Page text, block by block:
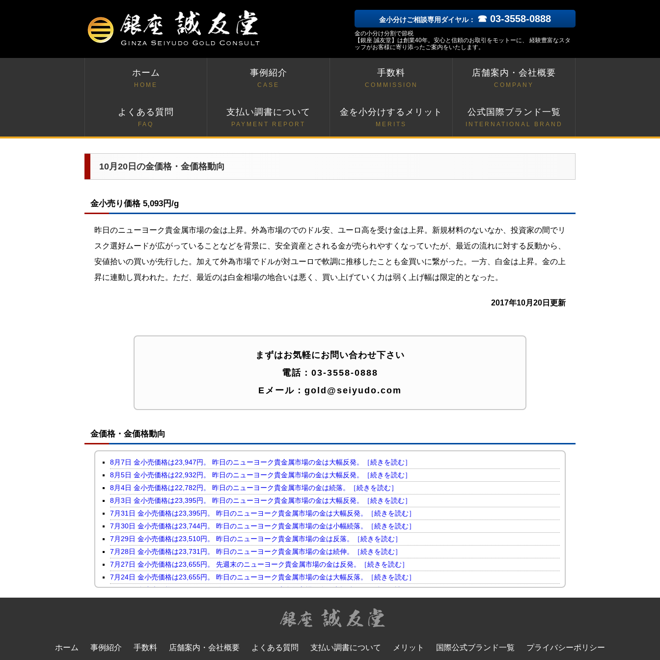
金小分けご相談専用ダイヤル： ☎ 03-3558-0888
金の小分け分割で節税
【銀座 誠友堂】は創業40年。安心と信頼のお取引をモットーに、 経験豊富なスタ
ッフがお客様に寄り添ったご案内をいたします。
ホーム
HOME
事例紹介
CASE
手数料
COMMISSION
店舗案内・会社概要
COMPANY
よくある質問
FAQ
支払い調書について
PAYMENT REPORT
金を小分けするメリット
MERITS
公式国際ブランド一覧
INTERNATIONAL BRAND
10月20日の金価格・金価格動向
金小売り価格 5,093円/g
昨日のニューヨーク貴金属市場の金は上昇。 外為市場のでのドル安、ユーロ高を受け金は上昇。 新規材料のないなか、 投資家の間でリ
スク選好ムードが広がっていることなどを背景に、 安全資産とされる金が売られやすくなっていたが、 最近の流れに対する反動から、
安値拾いの買いが先行した。 加えて外為市場でドルが対ユーロで軟調に推移したことも金買いに繋がった。一方、白金は上昇。金の上
昇に連動し買われた。ただ、 最近のは白金相場の地合いは悪く、 買い上げていく力は弱く上げ幅は限定的となった。
2017年10月20日更新
まずはお気軽にお問い合わせ下さい
電話： 03-3558-0888
Eメール： gold@seiyudo.com
金価格・金価格動向
8月7日 金小売価格は23,947円。 昨日のニューヨーク貴金属市場の金は大幅反発。［続きを読む］
8月5日 金小売価格は22,932円。 昨日のニューヨーク貴金属市場の金は大幅反発。［続きを読む］
8月4日 金小売価格は22,782円。 昨日のニューヨーク貴金属市場の金は続落。［続きを読む］
8月3日 金小売価格は23,395円。 昨日のニューヨーク貴金属市場の金は大幅反発。［続きを読む］
7月31日 金小売価格は23,395円。 昨日のニューヨーク貴金属市場の金は大幅反発。［続きを読む］
7月30日 金小売価格は23,744円。 昨日のニューヨーク貴金属市場の金は小幅続落。［続きを読む］
7月29日 金小売価格は23,510円。 昨日のニューヨーク貴金属市場の金は反落。［続きを読む］
7月28日 金小売価格は23,731円。 昨日のニューヨーク貴金属市場の金は続伸。［続きを読む］
7月27日 金小売価格は23,655円。 先週末のニューヨーク貴金属市場の金は反発。［続きを読む］
7月24日 金小売価格は23,655円。 昨日のニューヨーク貴金属市場の金は大幅反落。［続きを読む］
7月23日 金小売価格は24,046円。 昨日のニューヨーク貴金属市場の金は大幅続伸。［続きを読む］
7月21日 金小売価格は23,247円。 昨日のニューヨーク貴金属市場の金は小幅反落。［続きを読む］
7月17日 金小売価格は23,118円。 昨日のニューヨーク貴金属市場の金は大幅続落。［続きを読む］
7月15日 金小売価格は23,464円。 昨日のニューヨーク貴金属市場の金は大幅反発。［続きを読む］
ホーム 事例紹介 手数料 店舗案内・会社概要 よくある質問 支払い調書について メリット 国際公式ブランド一覧 プライバシーポリシー